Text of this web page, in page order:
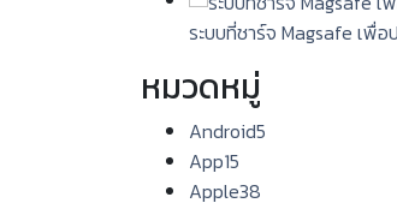
ระบบที่ชาร์จ Magsafe เพื่
หมวดหมู่
Android5
App15
Apple38